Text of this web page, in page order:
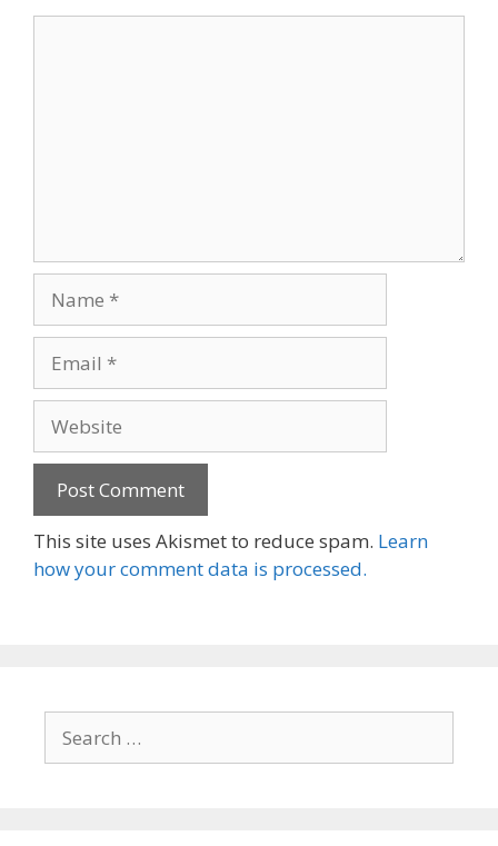
This site uses Akismet to reduce spam. Learn
how your comment data is processed.
for: